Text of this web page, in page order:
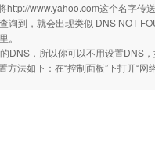
http://www.yahoo.com这个名字
询到，就会出现类似 DNS NOT
。
DNS，所以你可以不用设置DNS
法如下：在“控制面板”下打开“网